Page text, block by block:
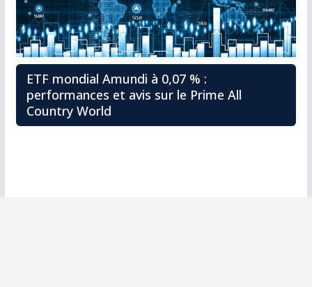
ETF mondial Amundi à 0,07 % :
performances et avis sur le Prime All
Country World